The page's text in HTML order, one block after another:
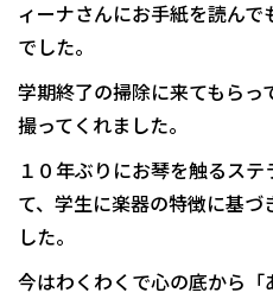
ィーナさんにお手紙を読ん
でした。
学期終了の掃除に来てもらっ
撮ってくれました。
１０年ぶりにお琴を触るス
て、学生に楽器の特徴に基
した。
今はわくわくで心の底から「